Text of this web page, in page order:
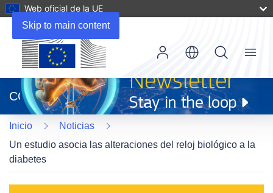
Skip to main content
Web oficial de la UE
abrirá
en
una
nueva
ventana)
CORDIS
Menu
Inicio
Noticias
Un estudio asocia las alteraciones del reloj biológico a la
diabetes